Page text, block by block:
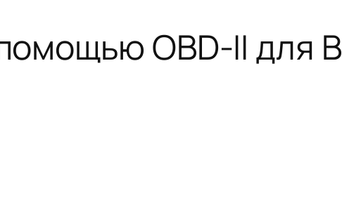
OBD-II для